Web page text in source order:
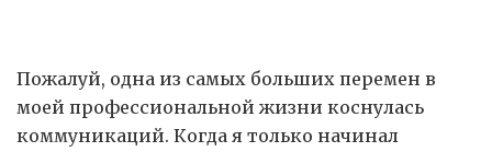
Пожалуй, одна из самых больших перемен в
моей профессиональной жизни коснулась
коммуникаций. Когда я только начинал